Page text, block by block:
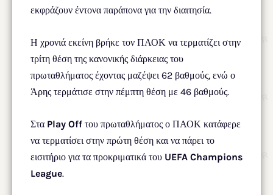
εκφράζουν έντονα παράπονα για την διαιτησία.
Η χρονιά εκείνη βρήκε τον ΠΑΟΚ να τερματίζει στην
τρίτη θέση της κανονικής διάρκειας του
πρωταθλήματος έχοντας μαζέψει 62 βαθμούς, ενώ ο
Άρης τερμάτισε στην πέμπτη θέση με 46 βαθμούς.
Στα Play Off του πρωταθλήματος ο ΠΑΟΚ κατάφερε
να τερματίσει στην πρώτη θέση και να πάρει το
εισιτήριο για τα προκριματικά του UEFA Champions
League.